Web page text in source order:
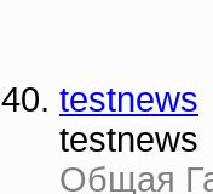
testnews
testnews
Общая